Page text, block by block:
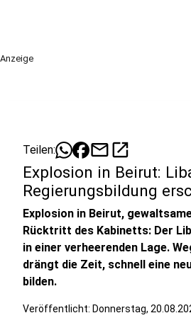
Anzeige
Teilen: mailopen_in_new
Explosion in Beirut:
Regierungsbildung
Explosion in Beirut,
Rücktritt des Kabinetts: Der
in einer verheerenden Lage.
drängt die Zeit, schnell eine
bilden.
Veröffentlicht: Donnerstag,